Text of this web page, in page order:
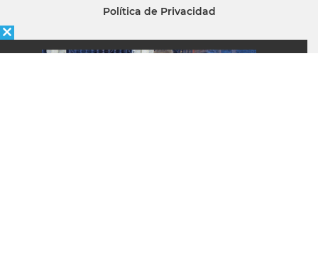
Política de Privacidad
Quiénes somos